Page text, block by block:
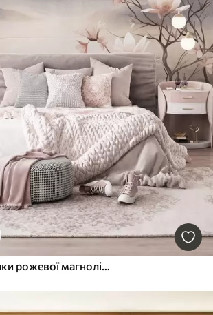
Гори та квітучі гілки рожевої магнолії, рельєфний пейзаж